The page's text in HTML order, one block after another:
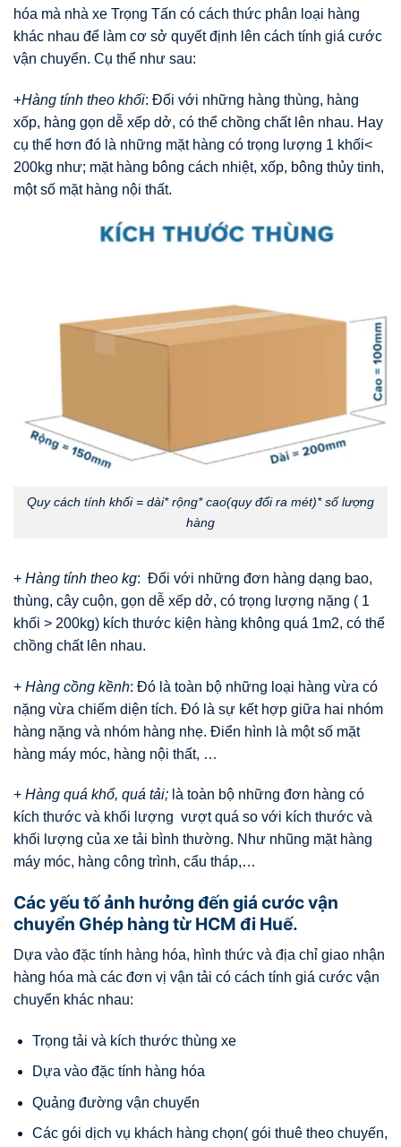
hóa mà nhà xe Trọng Tấn có cách thức phân loại hàng
khác nhau để làm cơ sở quyết định lên cách tính giá cước
vận chuyển. Cụ thể như sau:
+Hàng tính theo khối: Đối với những hàng thùng, hàng
xốp, hàng gọn dễ xếp dở, có thể chồng chất lên nhau. Hay
cụ thể hơn đó là những mặt hàng có trọng lượng 1 khối<
200kg như; mặt hàng bông cách nhiệt, xốp, bông thủy tinh,
một số mặt hàng nội thất.
Quy cách tính khối = dài* rộng* cao(quy đổi ra mét)* số lượng
hàng
+ Hàng tính theo kg: Đối với những đơn hàng dạng bao,
thùng, cây cuộn, gọn dễ xếp dở, có trọng lượng nặng ( 1
khối > 200kg) kích thước kiện hàng không quá 1m2, có thể
chồng chất lên nhau.
+ Hàng cồng kềnh: Đó là toàn bộ những loại hàng vừa có
nặng vừa chiếm diện tích. Đó là sự kết hợp giữa hai nhóm
hàng nặng và nhóm hàng nhẹ. Điển hình là một số mặt
hàng máy móc, hàng nội thất, …
+ Hàng quá khổ, quá tải; là toàn bộ những đơn hàng có
kích thước và khối lượng vượt quá so với kích thước và
khối lượng của xe tải bình thường. Như nhũng mặt hàng
máy móc, hàng công trình, cẩu tháp,…
Các yếu tố ảnh hưởng đến giá cước vận
chuyển Ghép hàng từ HCM đi Huế.
Dựa vào đặc tính hàng hóa, hình thức và địa chỉ giao nhận
hàng hóa mà các đơn vị vận tải có cách tính giá cước vận
chuyển khác nhau:
Trọng tải và kích thước thùng xe
Dựa vào đặc tính hàng hóa
Quảng đường vận chuyển
Các gói dịch vụ khách hàng chọn( gói thuê theo chuyến,